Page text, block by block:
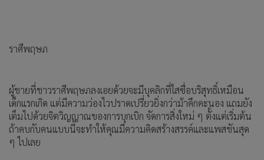
ราศีพฤษภ
ผู้ชายที่ชาวราศีพฤษภลงเอยด้วยจะมีบุคลิกที่ใสซื่อบริสุทธิ์เหมือน
เด็กแรกเกิด แต่มีความว่องไวปราดเปรี่ยวยิ่งกว่าม้าคึกคะนอง แถมยัง
เต็มไปด้วยจิตวิญญาณของการบุกเบิก จัดการสิ่งใหม่ ๆ ตั้งแต่เริ่มต้น
ถ้าคบกับคนแบบนี้จะทำให้คุณมีความคิดสร้างสรรค์และแพสชันสุด
ๆ ไปเลย